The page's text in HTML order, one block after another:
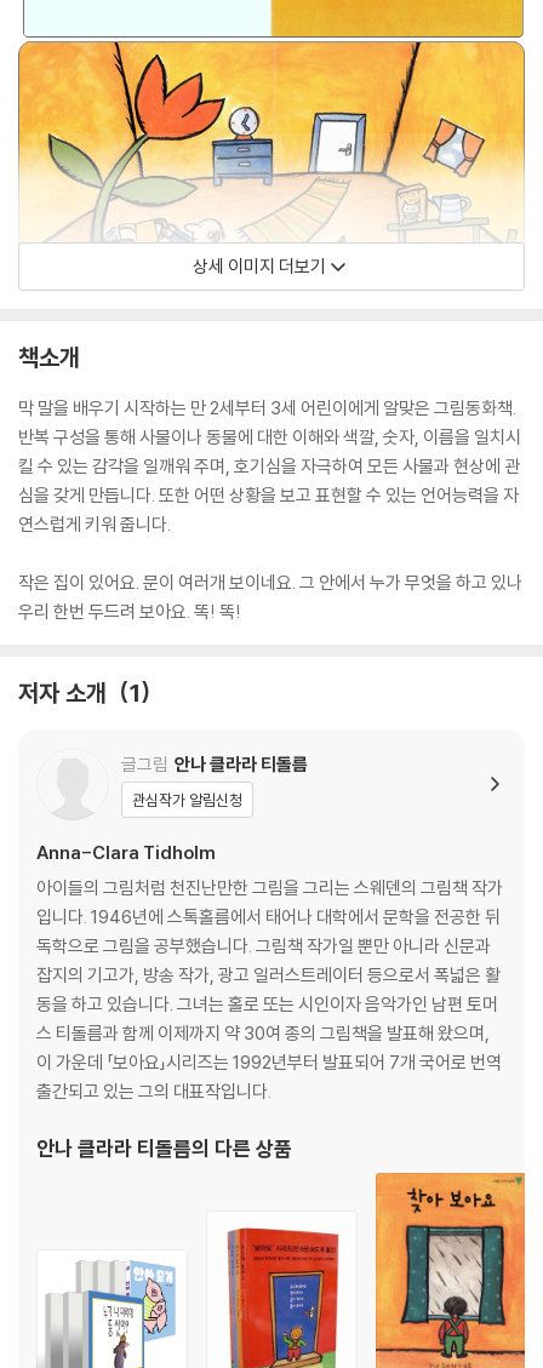
상세 이미지 더보기
책소개
막 말을 배우기 시작하는 만 2세부터 3세 어린이에게 알맞은 그림동화책.
반복 구성을 통해 사물이나 동물에 대한 이해와 색깔, 숫자, 이름을 일치시
킬 수 있는 감각을 일깨워 주며, 호기심을 자극하여 모든 사물과 현상에 관
심을 갖게 만듭니다. 또한 어떤 상황을 보고 표현할 수 있는 언어능력을 자
연스럽게 키워 줍니다.
작은 집이 있어요. 문이 여러개 보이네요. 그 안에서 누가 무엇을 하고 있나
우리 한번 두드려 보아요. 똑! 똑!
저자 소개 1
글그림 안나 클라라 티돌름
관심작가 알림신청
Anna-Clara Tidholm
아이들의 그림처럼 천진난만한 그림을 그리는 스웨덴의 그림책 작가
입니다. 1946년에 스톡홀름에서 태어나 대학에서 문학을 전공한 뒤
독학으로 그림을 공부했습니다. 그림책 작가일 뿐만 아니라 신문과
잡지의 기고가, 방송 작가, 광고 일러스트레이터 등으로서 폭넓은 활
동을 하고 있습니다. 그녀는 홀로 또는 시인이자 음악가인 남편 토머
스 티돌름과 함께 이제까지 약 30여 종의 그림책을 발표해 왔으며,
이 가운데 「보아요」시리즈는 1992년부터 발표되어 7개 국어로 번역
출간되고 있는 그의 대표작입니다.
안나 클라라 티돌름의 다른 상품